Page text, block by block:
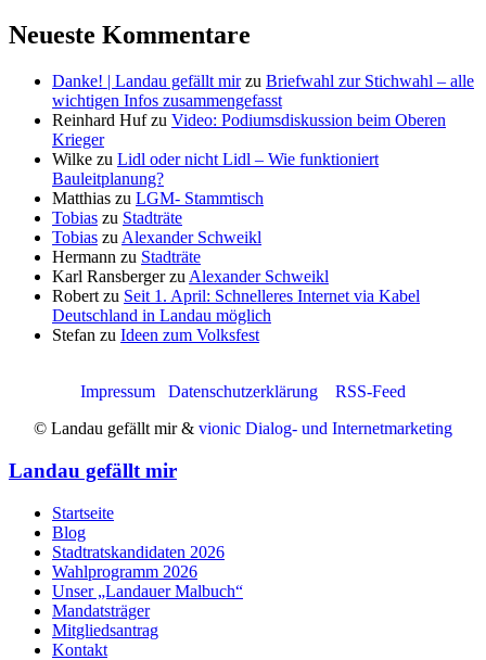
Neueste Kommentare
Danke! | Landau gefällt mirzu Briefwahl zur Stichwahl – alle
wichtigen Infos zusammengefasst
Reinhard Hufzu Video: Podiumsdiskussion beim Oberen
Krieger
Wilke zu Lidl oder nicht Lidl – Wie funktioniert
Bauleitplanung?
Matthias zu LGM- Stammtisch
Tobias zu Stadträte
Tobias zu Alexander Schweikl
Hermann zu Stadträte
Karl Ransbergerzu Alexander Schweikl
Robert zu Seit 1. April: Schnelleres Internet via Kabel
Deutschland in Landau möglich
Stefan zu Ideen zum Volksfest
Impressum Datenschutzerklärung
RSS-Feed
© Landau gefällt mir & vionic Dialog- und Internetmarketing
Landau gefällt mir
Startseite
Blog
Stadtratskandidaten 2026
Wahlprogramm 2026
Unser „Landauer Malbuch“
Mandatsträger
Mitgliedsantrag
Kontakt